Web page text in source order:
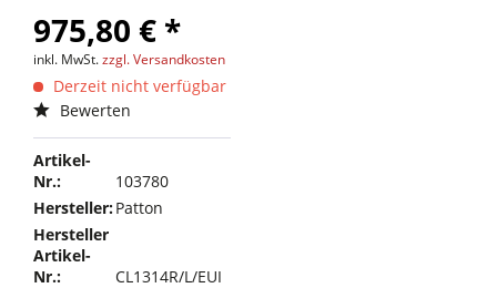
975,80 € *
inkl. MwSt.zzgl. Versandkosten
Derzeit nicht verfügbar
Bewerten
Artikel-
Nr.:
103780
Hersteller:Patton
Hersteller
Artikel-
Nr.:
CL1314R/L/EUI